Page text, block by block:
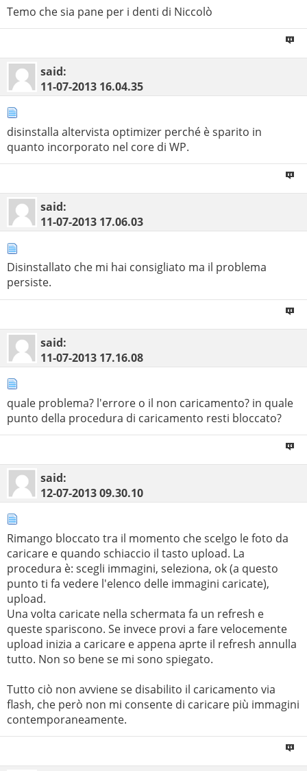
Temo che sia pane per i denti di Niccolò
said:
11-07-2013 16.04.35
disinstalla altervista optimizer perché è sparito in
quanto incorporato nel core di WP.
said:
11-07-2013 17.06.03
Disinstallato che mi hai consigliato ma il problema
persiste.
said:
11-07-2013 17.16.08
quale problema? l'errore o il non caricamento? in quale
punto della procedura di caricamento resti bloccato?
said:
12-07-201309.30.10
Rimango bloccato tra il momento che scelgo le foto da
caricare e quando schiaccio il tasto upload. La
procedura è: scegli immagini, seleziona, ok (a questo
punto ti fa vedere l'elenco delle immagini caricate),
upload.
Una volta caricate nella schermata fa un refresh e
queste spariscono. Se invece provi a fare velocemente
upload inizia a caricare e appena aprte il refresh annulla
tutto. Non so bene se mi sono spiegato.
Tutto ciò non avviene se disabilito il caricamento via
flash, che però non mi consente di caricare più immagini
contemporaneamente.